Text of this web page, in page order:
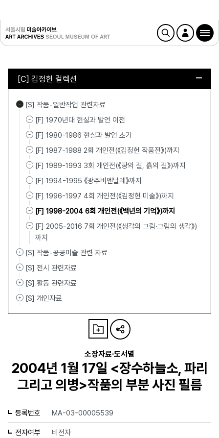
[C] 김정헌 컬렉션
[S] 작품-일반작업 관련자료
[F] 1970년대 현실과 발언 이전
[F] 1980-1986 현실과 발언 초기
[F] 1987-1988 2회 개인전(《김정헌 작품전》)까지
[F] 1989-1993 3회 개인전(《땅의 길, 흙의 길》)까지
[F] 1994-1995 《광주비엔날레》까지
[F] 1996-1997 4회 개인전(《김정헌 미술》)까지
[F] 1998-2004 6회 개인전(《백년의 기억》)까지
[F] 2005-2016 7회 개인전(《생각의 그림·그림의 생각》)
까지
[S] 작품-공공미술 관련 자료
[S] 전시 관련자료
[S] 활동 관련자료
[S] 개인자료
소장자료·도서별
2004년 1월 17일 <장수하늘소, 파리
그리고 의병>작품의 부분 사진 필름
등록번호 MA-03-00005539
전자여부 비전자